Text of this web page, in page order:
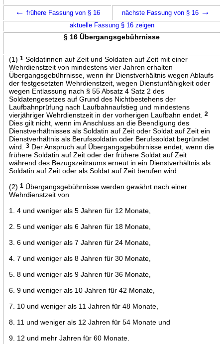
← frühere Fassung von § 16 nächste Fassung von § 16 →
aktuelle Fassung § 16 zeigen
§ 16 Übergangsgebührnisse
(1) 1Soldatinnen auf Zeit und Soldaten auf Zeit mit einer
Wehrdienstzeit von mindestens vier Jahren erhalten
Übergangsgebührnisse, wenn ihr Dienstverhältnis wegen Ablaufs
der festgesetzten Wehrdienstzeit, wegen Dienstunfähigkeit oder
wegen Entlassung nach § 55 Absatz 4 Satz 2 des
Soldatengesetzes auf Grund des Nichtbestehens der
Laufbahnprüfung nach Laufbahnaufstieg und mindestens
vierjähriger Wehrdienstzeit in der vorherigen Laufbahn endet.
2
Dies gilt nicht, wenn im Anschluss an die Beendigung des
Dienstverhältnisses als Soldatin auf Zeit oder Soldat auf Zeit ein
Dienstverhältnis als Berufssoldatin oder Berufssoldat begründet
wird.
3Der Anspruch auf Übergangsgebührnisse endet, wenn die
frühere Soldatin auf Zeit oder der frühere Soldat auf Zeit
während des Bezugszeitraums erneut in ein Dienstverhältnis als
Soldatin auf Zeit oder als Soldat auf Zeit berufen wird.
(2) 1Übergangsgebührnisse werden gewährt nach einer
Wehrdienstzeit von
1. 4 und weniger als 5 Jahren für 12 Monate,
2. 5 und weniger als 6 Jahren für 18 Monate,
3. 6 und weniger als 7 Jahren für 24 Monate,
4. 7 und weniger als 8 Jahren für 30 Monate,
5. 8 und weniger als 9 Jahren für 36 Monate,
6. 9 und weniger als 10 Jahren für 42 Monate,
7. 10 und weniger als 11 Jahren für 48 Monate,
8. 11 und weniger als 12 Jahren für 54 Monate und
9. 12 und mehr Jahren für 60 Monate.